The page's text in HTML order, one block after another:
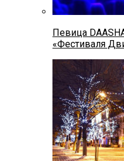
Певица
«Фестиваля